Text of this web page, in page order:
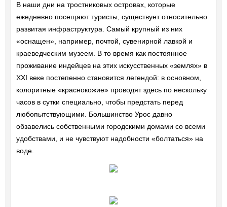
В наши дни на тростниковых островах, которые
ежедневно посещают туристы, существует относительно
развитая инфраструктура. Самый крупный из них
«оснащен», например, почтой, сувенирной лавкой и
краеведческим музеем. В то время как постоянное
проживание индейцев на этих искусственных «землях» в
XXI веке постепенно становится легендой: в основном,
колоритные «краснокожие» проводят здесь по нескольку
часов в сутки специально, чтобы предстать перед
любопытствующими. Большинство Урос давно
обзавелись собственными городскими домами со всеми
удобствами, и не чувствуют надобности «болтаться» на
воде.